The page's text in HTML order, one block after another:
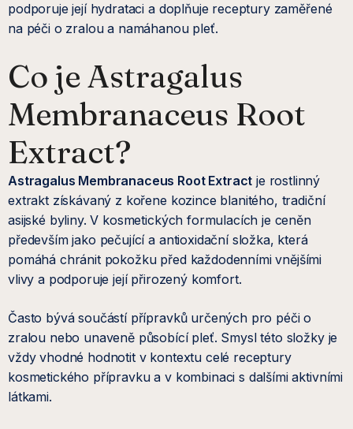
podporuje její hydrataci a doplňuje receptury zaměřené
na péči o zralou a namáhanou pleť.
Co je Astragalus
Membranaceus Root
Extract?
Astragalus Membranaceus Root Extract je rostlinný
extrakt získávaný z kořene kozince blanitého, tradiční
asijské byliny. V kosmetických formulacích je ceněn
především jako pečující a antioxidační složka, která
pomáhá chránit pokožku před každodenními vnějšími
vlivy a podporuje její přirozený komfort.
Často bývá součástí přípravků určených pro péči o
zralou nebo unaveně působící pleť. Smysl této složky je
vždy vhodné hodnotit v kontextu celé receptury
kosmetického přípravku a v kombinaci s dalšími aktivními
látkami.